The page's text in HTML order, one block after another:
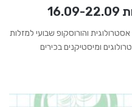
והורוסקופ שבועי למזלות
ומיסטיקנים בכירים